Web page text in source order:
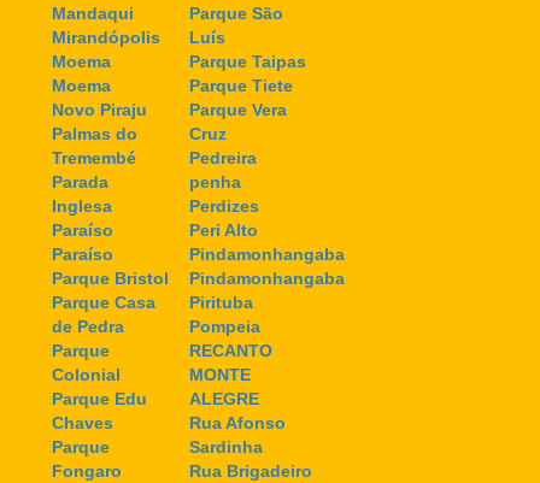
Mandaqui
Mirandópolis
Moema
Moema
Novo Piraju
Palmas do
Tremembé
Parada
Inglesa
Paraíso
Paraíso
Parque Bristol
Parque Casa
de Pedra
Parque
Colonial
Parque Edu
Chaves
Parque
Fongaro
Parque São
Luís
Parque Taipas
Parque Tiete
Parque Vera
Cruz
Pedreira
penha
Perdizes
Peri Alto
Pindamonhangaba
Pindamonhangaba
Pirituba
Pompeia
RECANTO
MONTE
ALEGRE
Rua Afonso
Sardinha
Rua Brigadeiro